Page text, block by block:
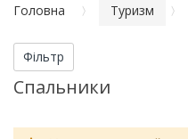
Головна Туризм
Спальники
Фільтр